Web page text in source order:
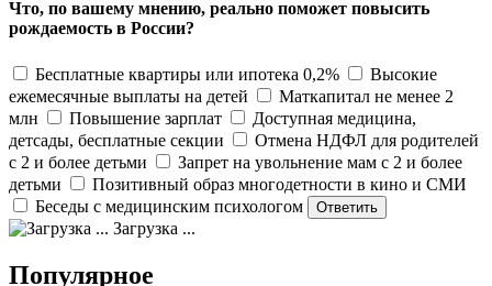
Что, по вашему мнению, реально поможет повысить
рождаемость в России?
Бесплатные квартиры или ипотека 0,2%
Высокие
ежемесячные выплаты на детей
Маткапитал не менее 2
млн
Повышение зарплат
Доступная медицина,
детсады, бесплатные секции
Отмена НДФЛ для родителей
с 2 и более детьми
Запрет на увольнение мам с 2 и более
детьми
Позитивный образ многодетности в кино и СМИ
Беседы с медицинским психологом
Загрузка ...
Популярное